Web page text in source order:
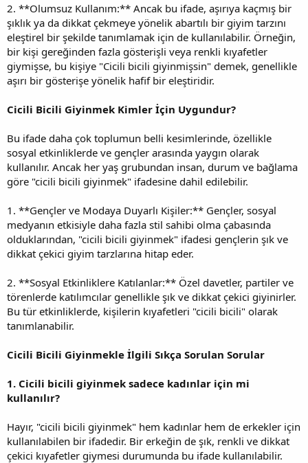
2. **Olumsuz Kullanım:** Ancak bu ifade, aşırıya kaçmış bir
şıklık ya da dikkat çekmeye yönelik abartılı bir giyim tarzını
eleştirel bir şekilde tanımlamak için de kullanılabilir. Örneğin,
bir kişi gereğinden fazla gösterişli veya renkli kıyafetler
giymişse, bu kişiye "Cicili bicili giyinmişsin" demek, genellikle
aşırı bir gösterişe yönelik hafif bir eleştiridir.
Cicili Bicili Giyinmek Kimler İçin Uygundur?
Bu ifade daha çok toplumun belli kesimlerinde, özellikle
sosyal etkinliklerde ve gençler arasında yaygın olarak
kullanılır. Ancak her yaş grubundan insan, durum ve bağlama
göre "cicili bicili giyinmek" ifadesine dahil edilebilir.
1. **Gençler ve Modaya Duyarlı Kişiler:** Gençler, sosyal
medyanın etkisiyle daha fazla stil sahibi olma çabasında
olduklarından, "cicili bicili giyinmek" ifadesi gençlerin şık ve
dikkat çekici giyim tarzlarına hitap eder.
2. **Sosyal Etkinliklere Katılanlar:** Özel davetler, partiler ve
törenlerde katılımcılar genellikle şık ve dikkat çekici giyinirler.
Bu tür etkinliklerde, kişilerin kıyafetleri "cicili bicili" olarak
tanımlanabilir.
Cicili Bicili Giyinmekle İlgili Sıkça Sorulan Sorular
1. Cicili bicili giyinmek sadece kadınlar için mi
kullanılır?
Hayır, "cicili bicili giyinmek" hem kadınlar hem de erkekler için
kullanılabilen bir ifadedir. Bir erkeğin de şık, renkli ve dikkat
çekici kıyafetler giymesi durumunda bu ifade kullanılabilir.